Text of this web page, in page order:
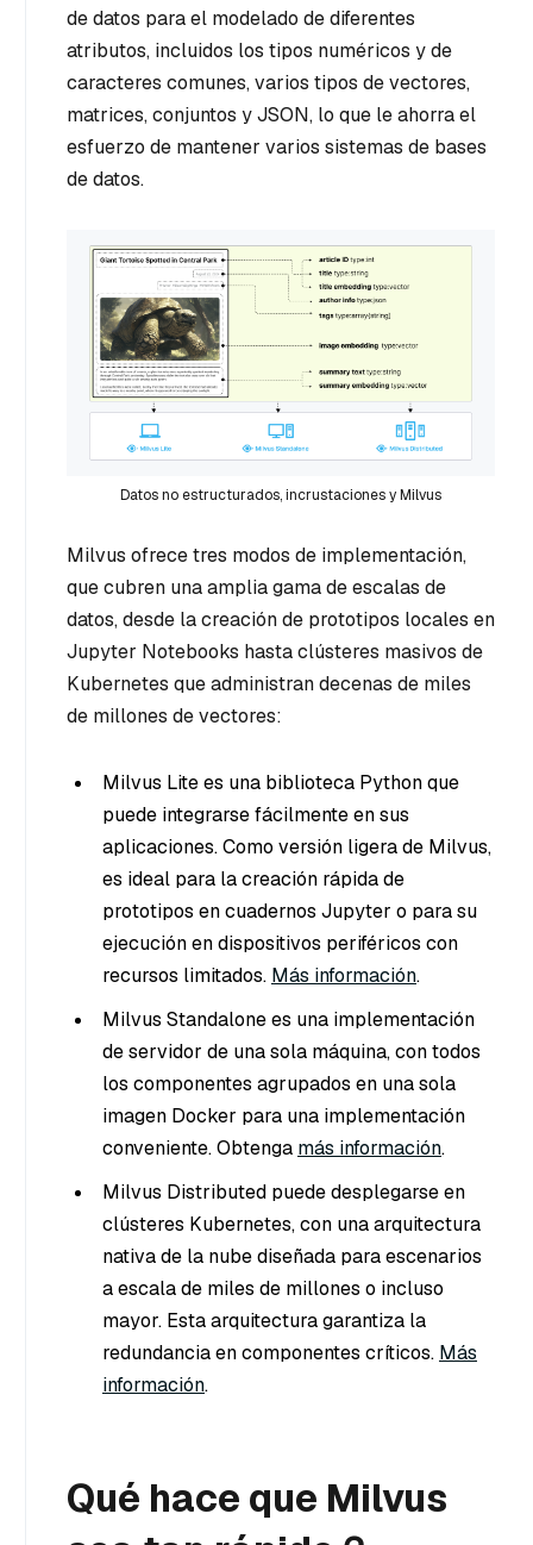
de datos para el modelado de diferentes
atributos, incluidos los tipos numéricos y de
caracteres comunes, varios tipos de vectores,
matrices, conjuntos y JSON, lo que le ahorra el
esfuerzo de mantener varios sistemas de bases
de datos.
Datos no estructurados, incrustaciones y Milvus
Milvus ofrece tres modos de implementación,
que cubren una amplia gama de escalas de
datos, desde la creación de prototipos locales en
Jupyter Notebooks hasta clústeres masivos de
Kubernetes que administran decenas de miles
de millones de vectores:
Milvus Lite es una biblioteca Python que
puede integrarse fácilmente en sus
aplicaciones. Como versión ligera de Milvus,
es ideal para la creación rápida de
prototipos en cuadernos Jupyter o para su
ejecución en dispositivos periféricos con
recursos limitados. Más información.
Milvus Standalone es una implementación
de servidor de una sola máquina, con todos
los componentes agrupados en una sola
imagen Docker para una implementación
conveniente. Obtenga más información.
Milvus Distributed puede desplegarse en
clústeres Kubernetes, con una arquitectura
nativa de la nube diseñada para escenarios
a escala de miles de millones o incluso
mayor. Esta arquitectura garantiza la
redundancia en componentes críticos. Más
información.
Qué hace que Milvus